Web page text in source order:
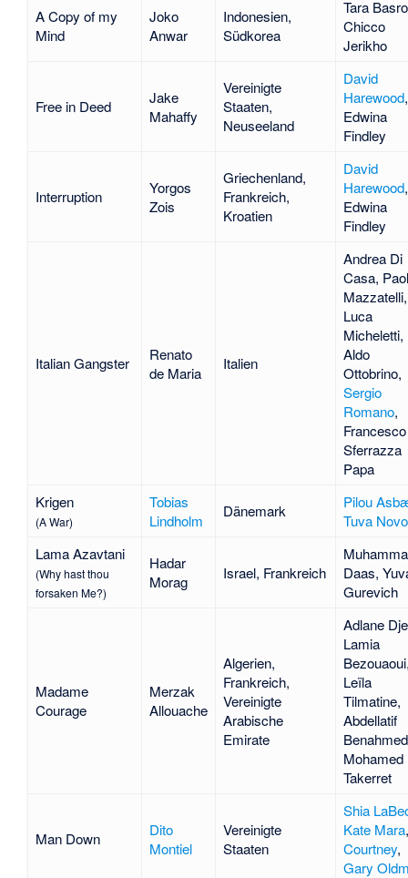
A Copy of my
Mind
Joko
Anwar
Indonesien,
Südkorea
Tara Basro
Chicco
Jerikho
Free in Deed
Jake
Mahaffy
Vereinigte
Staaten,
Neuseeland
David
Harewood,
Edwina
Findley
Interruption
Yorgos
Zois
Griechenland,
Frankreich,
Kroatien
David
Harewood,
Edwina
Findley
Italian Gangster
Renato
de Maria
Italien
Andrea Di
Casa,
Mazzatelli,
Luca
Micheletti,
Aldo
Ottobrino,
Sergio
Romano,
Francesco
Sferrazza
Papa
Krigen
(A War)
Tobias
Lindholm
Dänemark
Pilou
Tuva
Lama Azavtani
(Why hast thou
forsaken Me?)
Hadar
Morag
Israel, Frankreich
Daas,
Gurevich
Madame
Courage
Merzak
Allouache
Algerien,
Frankreich,
Vereinigte
Arabische
Emirate
Adlane
Lamia
Bezouaoui
Leïla
Tilmatine,
Abdellatif
Benahmed
Mohamed
Takerret
Man Down
Dito
Montiel
Vereinigte
Staaten
Shia
Kate Mara
Courtney,
Gary